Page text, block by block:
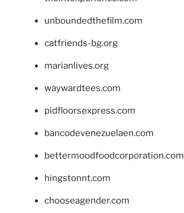
unboundedthefilm.com
catfriends-bg.org
marianlives.org
waywardtees.com
pidfloorsexpress.com
bancodevenezuelaen.com
bettermoodfoodcorporation.com
hingstonnt.com
chooseagender.com